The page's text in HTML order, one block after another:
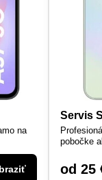
na
Servis
pobočke
od 25